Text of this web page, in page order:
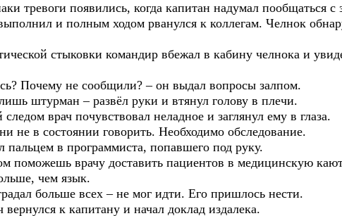
тревоги появились, когда капитан надумал пообщаться
и полным ходом рванулся к коллегам. Челнок
стыковки командир вбежал в кабину челнока и
Почему не сообщили? – он выдал вопросы залпом.
штурман – развёл руки и втянул голову в плечи.
врач почувствовал неладное и заглянул ему в глаза.
не в состоянии говорить. Необходимо обследование.
пальцем в программиста, попавшего под руку.
поможешь врачу доставить пациентов в медицинскую
чем язык.
больше всех – не мог идти. Его пришлось нести.
вернулся к капитану и начал доклад издалека.